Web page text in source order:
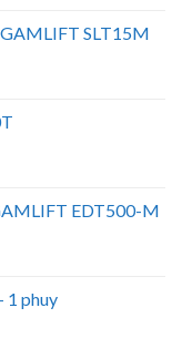
SLT15M
EDT500-M
1 phuy